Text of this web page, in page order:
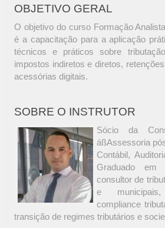
OBJETIVO GERAL
O objetivo do curso Formação
é a capacitação para a aplicação
técnicos e práticos sobre
impostos indiretos e diretos,
acessórias digitais.
SOBRE O INSTRUTOR
Sócio da
áßAssessoria
Contábil,
Graduado em
consultor de
e
compliance
transição de regimes tributários e